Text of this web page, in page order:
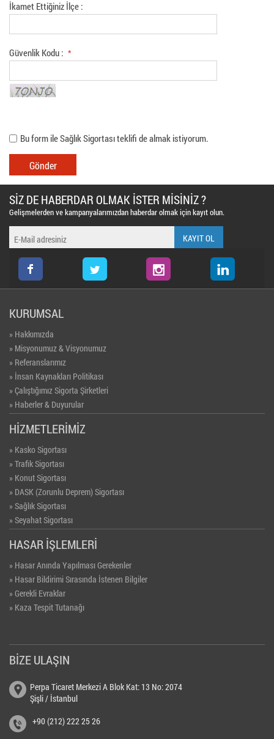
İkamet Ettiğiniz İlçe :
Güvenlik Kodu : *
Bu form ile Sağlık Sigortası teklifi de almak istiyorum.
SİZ DE HABERDAR OLMAK İSTER MİSİNİZ ?
Gelişmelerden ve kampanyalarımızdan haberdar olmak için kayıt olun.
KURUMSAL
» Hakkımızda
» Misyonumuz & Visyonumuz
» Referanslarımız
» İnsan Kaynakları Politikası
» Çalıştığımız Sigorta Şirketleri
» Haberler & Duyurular
» Video Galeri
HİZMETLERİMİZ
» Kasko Sigortası
» Trafik Sigortası
» Konut Sigortası
» DASK (Zorunlu Deprem) Sigortası
» Sağlık Sigortası
» Seyahat Sigortası
» Bireysel Emeklilik (BES)
HASAR İŞLEMLERİ
» Hasar Anında Yapılması Gerekenler
» Hasar Bildirimi Sırasında İstenen Bilgiler
» Gerekli Evraklar
» Kaza Tespit Tutanağı
BİZE ULAŞIN
Perpa Ticaret Merkezi A Blok Kat: 13 No: 2074
Şişli / İstanbul
+90 (212) 222 25 26